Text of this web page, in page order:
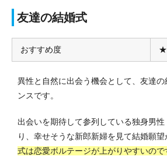
友達の結婚式
おすすめ度
異性と自然に出会う機会として、友達の
ンスです。
出会いを期待して参列している独身男
り、幸せそうな新郎新婦を見て結婚願望
式は恋愛ボルテージが上がりやすいので